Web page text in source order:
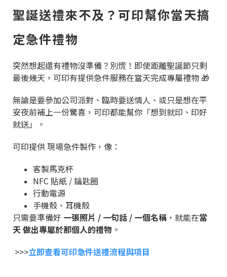
聖誕送禮來不及？可印幫你當天搞
定急件禮物
突然想起還有禮物沒準備？別慌！即使距離聖誕節只剩
最後幾天，可印有提供急件服務在當天完成專屬禮物 🎁
無論是要參加公司派對、臨時要送情人、或只是想在平
安夜前補上一份驚喜，可印都能幫你「想到就印、印好
就送」。
可印提供 現場急件製作，像：
客製馬克杯
NFC 貼紙 / 鑰匙圈
行動電源
手機殼、耳機殼
只需要準備好 一張照片 / 一句話 / 一個名稱 ，就能在當
天 做出專屬於那個人的禮物 。
>>>立即查看可印急件送禮流程與項目